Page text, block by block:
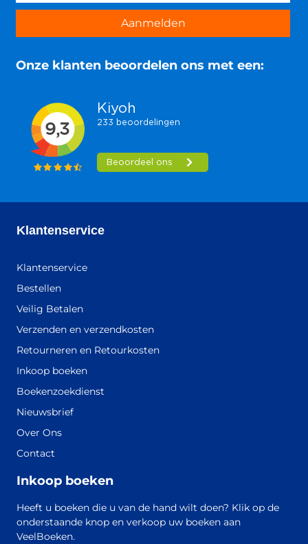
Aanmelden
Onze klanten beoordelen ons met een:
Klantenservice
Klantenservice
Bestellen
Veilig Betalen
Verzenden en verzendkosten
Retourneren en Retourkosten
Inkoop boeken
Boekenzoekdienst
Nieuwsbrief
Over Ons
Contact
Inkoop boeken
Heeft u boeken die u van de hand wilt doen? Klik op de
onderstaande knop en verkoop uw boeken aan
VeelBoeken.